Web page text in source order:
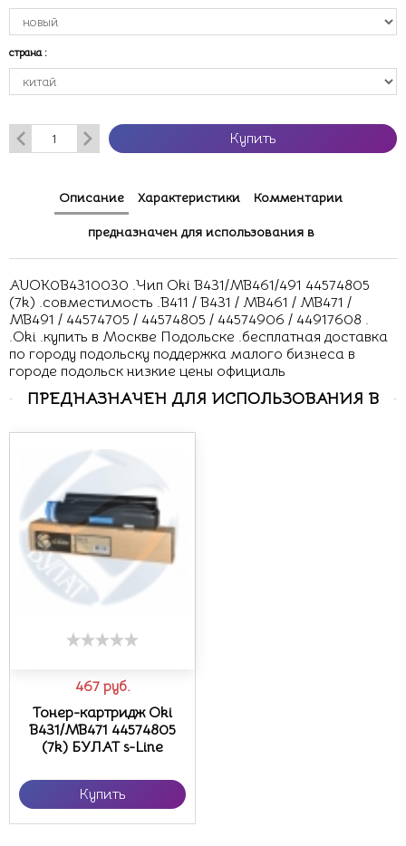
страна :
Купить
Описание Характеристики Комментарии
предназначен для использования в
AUOK0B4310030 .Чип Oki B431/MB461/491 44574805
(7k) .совместимость .B411 / B431 / MB461 / MB471 /
MB491 / 44574705 / 44574805 / 44574906 / 44917608 .
.Oki .купить в Москве Подольске .бесплатная доставка
по городу подольску поддержка малого бизнеса в
городе подольск низкие цены официаль
ПРЕДНАЗНАЧЕН ДЛЯ ИСПОЛЬЗОВАНИЯ В
467 руб.
Тонер-картридж Oki
B431/MB471 44574805
(7k) БУЛАТ s-Line
Купить